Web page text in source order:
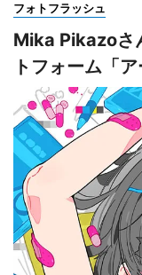
フォトフラッシュ
Mika Pikazoさ
トフォーム「